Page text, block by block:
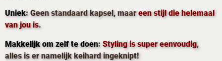
Uniek: Geen standaard kapsel, maareen stijl die helemaal
van jou is.
Makkelijk om zelf te doen: Styling is super eenvoudig,
alles is er namelijk keihard ingeknipt!